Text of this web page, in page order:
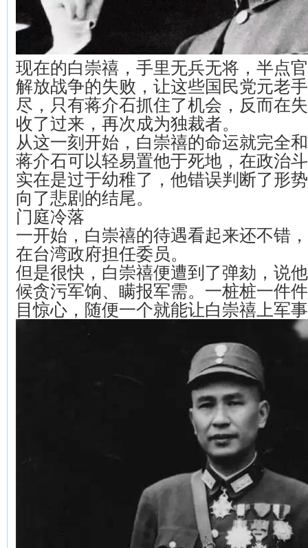
现在的白崇禧，手里无兵无将，半点
解放战争的失败，让这些国民党元老
尽，只有蒋介石抓住了机会，反而在
收了过来，再次成为独裁者。
从这一刻开始，白崇禧的命运就完全
蒋介石可以轻易置他于死地，在政治
实在是过于幼稚了，他错误判断了形
向了悲剧的结尾。
门庭冷落
一开始，白崇禧的待遇看起来还不错
在台湾政府担任委员。
但是很快，白崇禧便遭到了弹劾，说
候贪污军饷、瞒报军需。一桩桩一件
目惊心，随便一个就能让白崇禧上军